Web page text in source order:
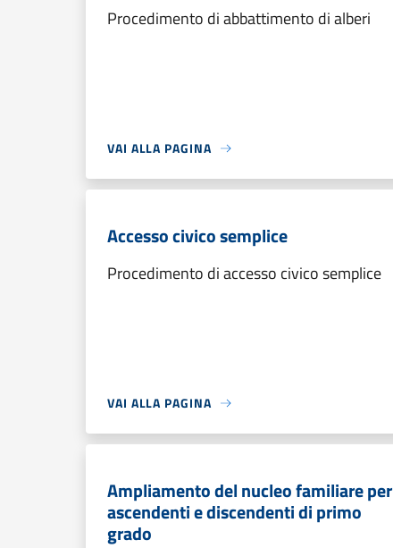
Procedimento di abbattimento di alberi
VAI ALLA PAGINA
Accesso civico semplice
Procedimento di accesso civico semplice
VAI ALLA PAGINA
Ampliamento del nucleo familiare per
ascendenti e discendenti di primo
grado